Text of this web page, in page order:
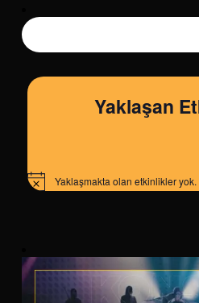
Yaklaşan
Notice Yaklaşmakta olan etkinlikler yok.